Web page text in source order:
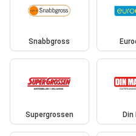
Snabbgross
Supergrossen Din